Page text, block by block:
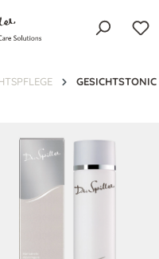
GESICHTSTONIC